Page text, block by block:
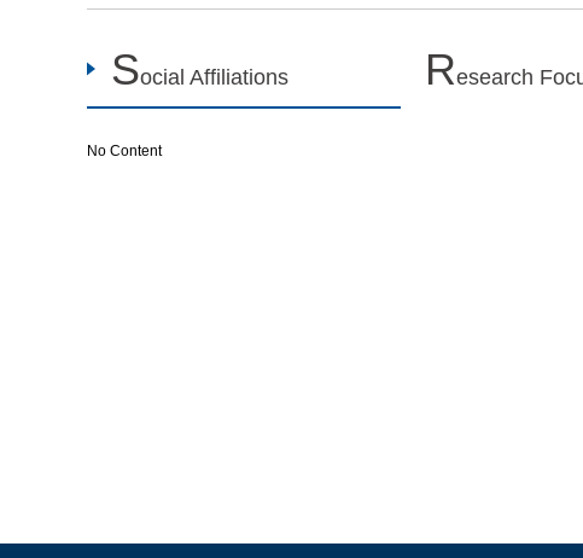
Social Affiliations Research
No Content